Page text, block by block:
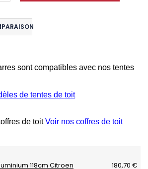
sont compatibles avec nos tentes
de tentes de toit
de toitVoir nos coffres de toit
118cm Citroen
180,70 €